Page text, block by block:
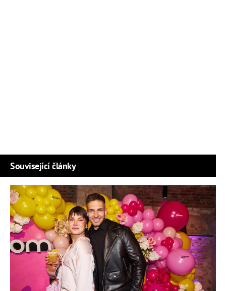
Související články